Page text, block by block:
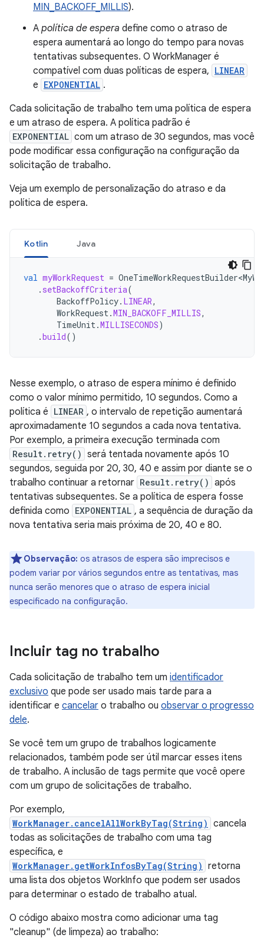
MIN_BACKOFF_MILLIS).
A política de espera define como o atraso de
espera aumentará ao longo do tempo para novas
tentativas subsequentes. O WorkManager é
compatível com duas políticas de espera, LINEAR
e EXPONENTIAL .
Cada solicitação de trabalho tem uma política de espera
e um atraso de espera. A política padrão é
EXPONENTIAL com um atraso de 30 segundos, mas você
pode modificar essa configuração na configuração da
solicitação de trabalho.
Veja um exemplo de personalização do atraso e da
política de espera.
Kotlin Java
val myWorkRequest =
. setBackoffCriteria(
BackoffPolicy. LINEAR,
WorkRequest.MIN_BACKOFF_MILLIS,
TimeUnit.MILLISECONDS)
.build()
Nesse exemplo, o atraso de espera mínimo é definido
como o valor mínimo permitido, 10 segundos. Como a
política é LINEAR , o intervalo de repetição aumentará
aproximadamente 10 segundos a cada nova tentativa.
Por exemplo, a primeira execução terminada com
Result.retry() será tentada novamente após 10
segundos, seguida por 20, 30, 40 e assim por diante se o
trabalho continuar a retornar Result.retry() após
tentativas subsequentes. Se a política de espera fosse
definida como EXPONENTIAL , a sequência de duração da
nova tentativa seria mais próxima de 20, 40 e 80.
Observação: os atrasos de espera são imprecisos e
podem variar por vários segundos entre as tentativas, mas
nunca serão menores que o atraso de espera inicial
especificado na configuração.
Incluir tag no trabalho
Cada solicitação de trabalho tem um identificador
exclusivo que pode ser usado mais tarde para a
identificar e cancelar o trabalho ou observar o progresso
dele.
Se você tem um grupo de trabalhos logicamente
relacionados, também pode ser útil marcar esses itens
de trabalho. A inclusão de tags permite que você opere
com um grupo de solicitações de trabalho.
Por exemplo,
WorkManager.cancelAllWorkByTag(String) cancela
todas as solicitações de trabalho com uma tag
específica, e
WorkManager.getWorkInfosByTag(String) retorna
uma lista dos objetos WorkInfo que podem ser usados
para determinar o estado de trabalho atual.
O código abaixo mostra como adicionar uma tag
"cleanup" (de limpeza) ao trabalho: